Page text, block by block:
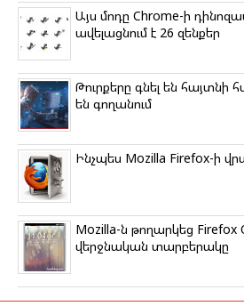
Այս մոդը Chrome-ի
ավելացնում է 26 զենքեր
Թուրքերը գնել են հայտնի
են գողանում
Ինչպես Mozilla Firefox-ի
Mozilla-ն թողարկեց Firefox
վերջնական տարբերակը